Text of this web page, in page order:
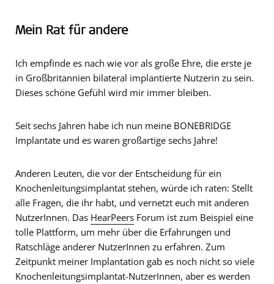
Mein Rat für andere
Ich empfinde es nach wie vor als große Ehre, die erste je
in Großbritannien bilateral implantierte Nutzerin zu sein.
Dieses schöne Gefühl wird mir immer bleiben.
Seit sechs Jahren habe ich nun meine BONEBRIDGE
Implantate und es waren großartige sechs Jahre!
Anderen Leuten, die vor der Entscheidung für ein
Knochenleitungsimplantat stehen, würde ich raten: Stellt
alle Fragen, die ihr habt, und vernetzt euch mit anderen
NutzerInnen. Das HearPeers Forum ist zum Beispiel eine
tolle Plattform, um mehr über die Erfahrungen und
Ratschläge anderer NutzerInnen zu erfahren. Zum
Zeitpunkt meiner Implantation gab es noch nicht so viele
Knochenleitungsimplantat-NutzerInnen, aber es werden